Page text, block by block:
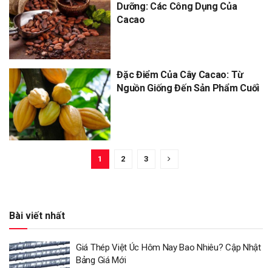
Dưỡng: Các Công Dụng Của
Cacao
Đặc Điểm Của Cây Cacao: Từ
Nguồn Giống Đến Sản Phẩm Cuối
1 2 3
Bài viết nhất
Giá Thép Việt Úc Hôm Nay Bao Nhiêu? Cập Nhật
Bảng Giá Mới